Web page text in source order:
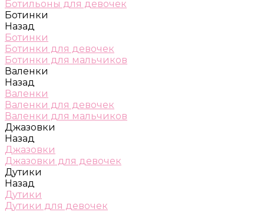
Ботильоны для девочек
Ботинки
Назад
Ботинки
Ботинки для девочек
Ботинки для мальчиков
Валенки
Назад
Валенки
Валенки для девочек
Валенки для мальчиков
Джазовки
Назад
Джазовки
Джазовки для девочек
Дутики
Назад
Дутики
Дутики для девочек